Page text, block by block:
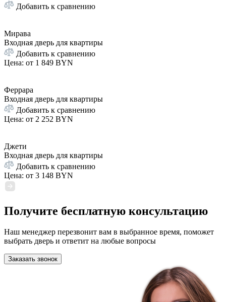
Добавить к сравнению
Мирава
Входная дверь для квартиры
Добавить к сравнению
Цена: от 1 849 BYN
Феррара
Входная дверь для квартиры
Добавить к сравнению
Цена: от 2 252 BYN
Джети
Входная дверь для квартиры
Добавить к сравнению
Цена: от 3 148 BYN
Получите бесплатную консультацию
Наш менеджер перезвонит вам в выбранное время, поможет
выбрать дверь и ответит на любые вопросы
Заказать звонок